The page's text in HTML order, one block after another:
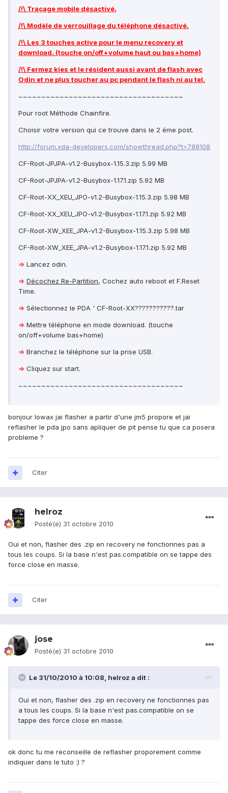
/!\ Traçage mobile désactivé.
/!\ Modèle de verrouillage du téléphone désactivé.
/!\ Les 3 touches active pour le menu recovery et
download. (touche on/off+volume haut ou bas+home)
/!\ Fermez kies et le résident aussi avant de flash avec
Odin et ne plus toucher au pc pendant le flash ni au tel.
~~~~~~~~~~~~~~~~~~~~~~~~~~~~~~~~~~~~
Pour root Méthode Chainfire.
Choisir votre version qui ce trouve dans le 2 éme post.
http://forum.xda-developers.com/showthread.php?t=788108
CF-Root-JPJPA-v1.2-Busybox-1.15.3.zip 5.99 MB
CF-Root-JPJPA-v1.2-Busybox-1.17.1.zip 5.92 MB
CF-Root-XX_XEU_JPO-v1.2-Busybox-1.15.3.zip 5.98 MB
CF-Root-XX_XEU_JPO-v1.2-Busybox-1.17.1.zip 5.92 MB
CF-Root-XW_XEE_JPA-v1.2-Busybox-1.15.3.zip 5.98 MB
CF-Root-XW_XEE_JPA-v1.2-Busybox-1.17.1.zip 5.92 MB
⇒ Lancez odin.
⇒ Décochez Re-Partition, Cochez auto reboot et F.Reset
Time.
⇒ Sélectionnez le PDA ' CF-Root-XX???????????.tar
⇒ Mettre téléphone en mode download. (touche
on/off+volume bas+home)
⇒ Branchez le téléphone sur la prise USB.
⇒ Cliquez sur start.
~~~~~~~~~~~~~~~~~~~~~~~~~~~~~~~~~~~~
bonjour lowax jai flasher a partir d'une jm5 propore et jai
reflasher le pda jpo sans apliquer de pit pense tu que ca posera
probleme ?
Citer
helroz
Posté(e) 31 octobre 2010
Oui et non, flasher des .zip en recovery ne fonctionnes pas a
tous les coups. Si la base n'est pas.compatible on se tappe des
force close en masse.
Citer
jose
Posté(e) 31 octobre 2010
Le 31/10/2010 à 10:08, helroz a dit :
Oui et non, flasher des .zip en recovery ne fonctionnes pas
a tous les coups. Si la base n'est pas.compatible on se
tappe des force close en masse.
ok donc tu me reconseille de reflasher proporement comme
indiquer dans le tuto :) ?